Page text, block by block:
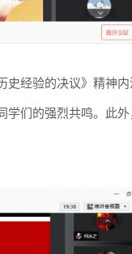
经验的决议》精神
们的强烈共鸣。此